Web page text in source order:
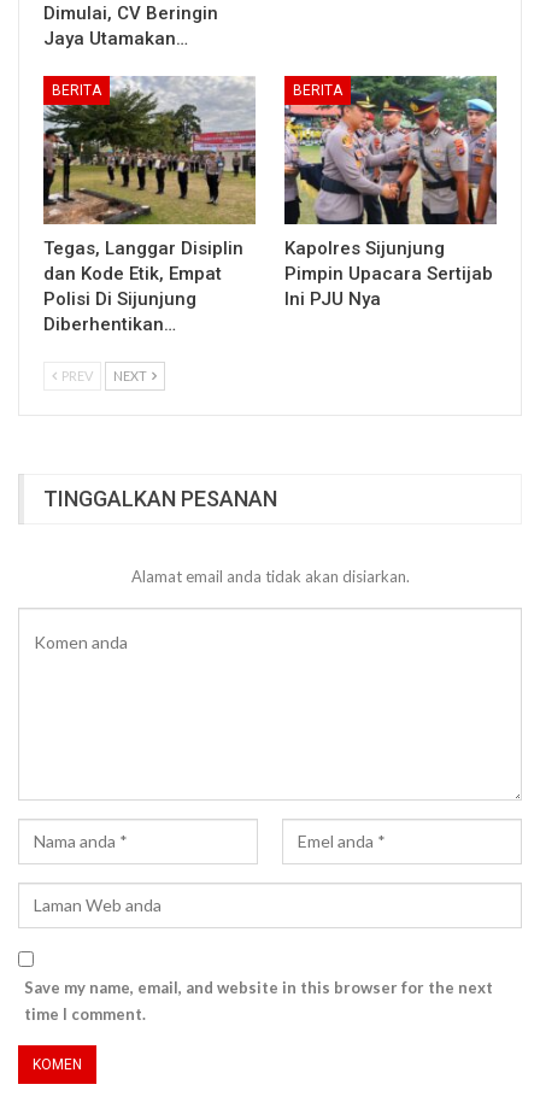
Dimulai, CV Beringin
Jaya Utamakan…
BERITA
Tegas, Langgar Disiplin
dan Kode Etik, Empat
Polisi Di Sijunjung
Diberhentikan…
BERITA
Kapolres Sijunjung
Pimpin Upacara Sertijab
Ini PJU Nya
PREV NEXT
TINGGALKAN PESANAN
Alamat email anda tidak akan disiarkan.
Save my name, email, and website in this browser for the next
time I comment.